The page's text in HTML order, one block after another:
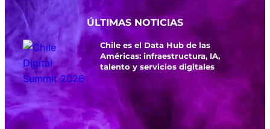
ÚLTIMAS NOTICIAS
Chile es el Data Hub de las
Américas: infraestructura, IA,
talento y servicios digitales